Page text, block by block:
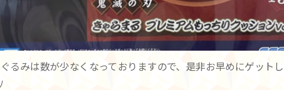
るみは数が少なくなっておりますので、是非お早めにゲットし